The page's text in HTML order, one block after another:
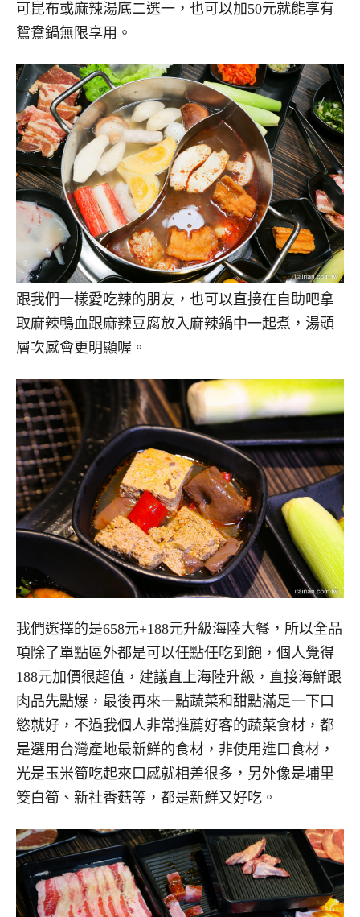
可昆布或麻辣湯底二選一，也可以加50元就能享有
鴛鴦鍋無限享用。
跟我們一樣愛吃辣的朋友，也可以直接在自助吧拿
取麻辣鴨血跟麻辣豆腐放入麻辣鍋中一起煮，湯頭
層次感會更明顯喔。
我們選擇的是658元+188元升級海陸大餐，所以全品
項除了單點區外都是可以任點任吃到飽，個人覺得
188元加價很超值，建議直上海陸升級，直接海鮮跟
肉品先點爆，最後再來一點蔬菜和甜點滿足一下口
慾就好，不過我個人非常推薦好客的蔬菜食材，都
是選用台灣產地最新鮮的食材，非使用進口食材，
光是玉米筍吃起來口感就相差很多，另外像是埔里
筊白筍、新社香菇等，都是新鮮又好吃。